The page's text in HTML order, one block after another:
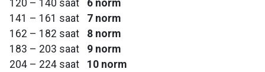
120 – 140 saat
6 norm
141 – 161 saat
7 norm
162 – 182 saat
8 norm
183 – 203 saat
9 norm
204 – 224 saat
10 norm